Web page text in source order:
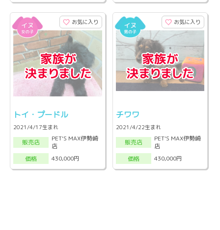
お気に入り
トイ・プードル
2021/4/17生まれ
販売店
PET'S MAX伊勢崎
店
価格
430,000円
お気に入り
チワワ
2021/4/22生まれ
販売店
PET'S MAX伊勢崎
店
価格
430,000円